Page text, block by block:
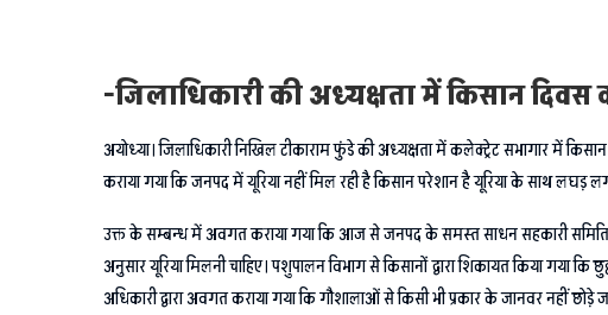
-जिलाधिकारी की अध्यक्षता में किसान
अयोध्या। जिलाधिकारी निखिल टीकाराम फुंडे की अध्यक्षता में कलेक्ट्रेट सभागार में
कराया गया कि जनपद में यूरिया नहीं मिल रही है किसान परेशान है यूरिया के साथ लघड़
उक्त के सम्बन्ध में अवगत कराया गया कि आज से जनपद के समस्त साधन सहकारी समिति पर
अनुसार यूरिया मिलनी चाहिए। पशुपालन विभाग से किसानों द्वारा शिकायत किया गया
अधिकारी द्वारा अवगत कराया गया कि गौशालाओं से किसी भी प्रकार के जानवर नहीं